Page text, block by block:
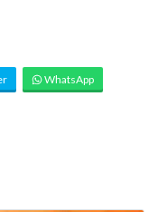
WhatsApp